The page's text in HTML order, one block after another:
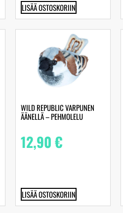
LISÄÄ OSTOSKORIIN
WILD REPUBLIC VARPUNEN
ÄÄNELLÄ – PEHMOLELU
12,90€
LISÄÄ OSTOSKORIIN